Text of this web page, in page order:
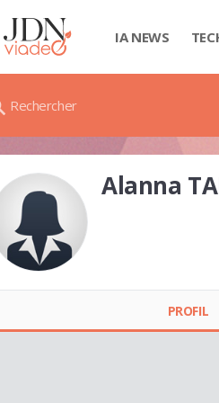
IA NEWS
Rechercher
Alanna
PROFIL